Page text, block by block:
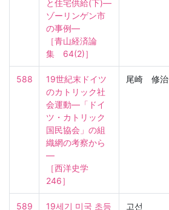
と住宅供給(下)―
ゾーリンゲン市
の事例―
［青山経済論
集　64(2)］
588
19世紀末ドイツ
のカトリック社
会運動―「ドイ
ツ・カトリック
国民協会」の組
織網の考察から
―
［西洋史学
246］
尾崎 修治
589
19세기 미국 초등
고선